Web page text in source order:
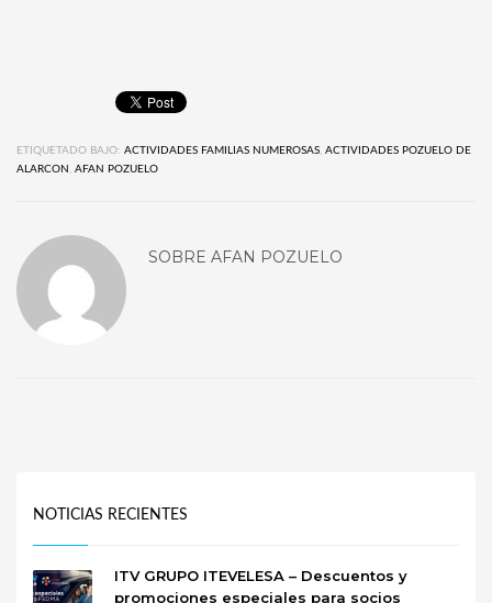
ETIQUETADO BAJO: ACTIVIDADES FAMILIAS NUMEROSAS ACTIVIDADES POZUELO DE
ALARCON
AFAN POZUELO
SOBRE AFAN POZUELO
NOTICIAS RECIENTES
ITV GRUPO ITEVELESA – Descuentos y
promociones especiales para socios